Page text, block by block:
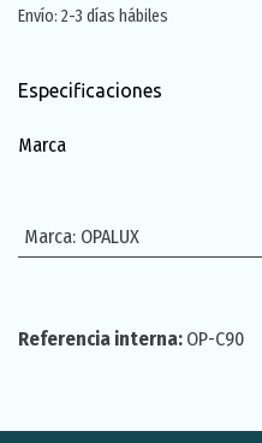
Envío: 2-3 días hábiles
Especificaciones
Marca
Marca: OPALUX
Referencia interna: OP-C90